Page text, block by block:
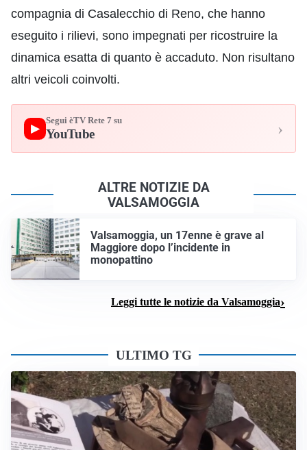
compagnia di Casalecchio di Reno, che hanno
eseguito i rilievi, sono impegnati per ricostruire la
dinamica esatta di quanto è accaduto. Non risultano
altri veicoli coinvolti.
▶
Segui èTV Rete 7 su
YouTube ›
ALTRE NOTIZIE DA
VALSAMOGGIA
Valsamoggia, un 17enne è grave al
Maggiore dopo l’incidente in
monopattino
Leggi tutte le notizie da Valsamoggia
ULTIMO TG